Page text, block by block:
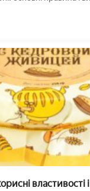
властивості